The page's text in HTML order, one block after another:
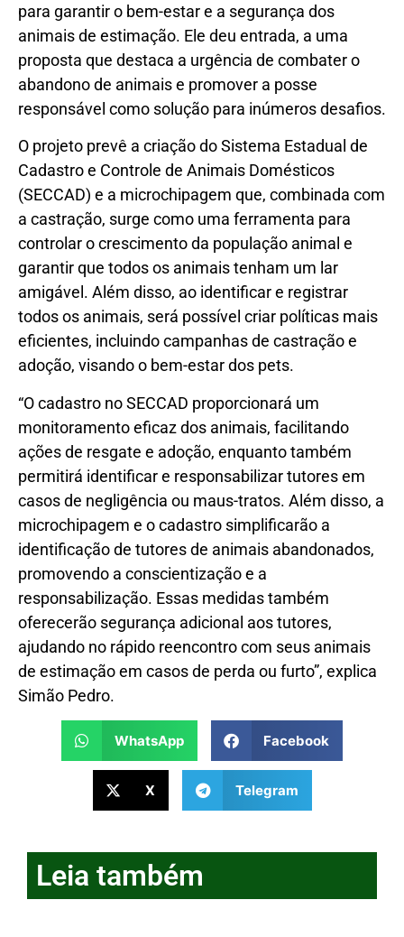
para garantir o bem-estar e a segurança dos
animais de estimação. Ele deu entrada, a uma
proposta que destaca a urgência de combater o
abandono de animais e promover a posse
responsável como solução para inúmeros desafios.
O projeto prevê a criação do Sistema Estadual de
Cadastro e Controle de Animais Domésticos
(SECCAD) e a microchipagem que, combinada com
a castração, surge como uma ferramenta para
controlar o crescimento da população animal e
garantir que todos os animais tenham um lar
amigável. Além disso, ao identificar e registrar
todos os animais, será possível criar políticas mais
eficientes, incluindo campanhas de castração e
adoção, visando o bem-estar dos pets.
“O cadastro no SECCAD proporcionará um
monitoramento eficaz dos animais, facilitando
ações de resgate e adoção, enquanto também
permitirá identificar e responsabilizar tutores em
casos de negligência ou maus-tratos. Além disso, a
microchipagem e o cadastro simplificarão a
identificação de tutores de animais abandonados,
promovendo a conscientização e a
responsabilização. Essas medidas também
oferecerão segurança adicional aos tutores,
ajudando no rápido reencontro com seus animais
de estimação em casos de perda ou furto”, explica
Simão Pedro.
WhatsApp Facebook
X Telegram
Leia também